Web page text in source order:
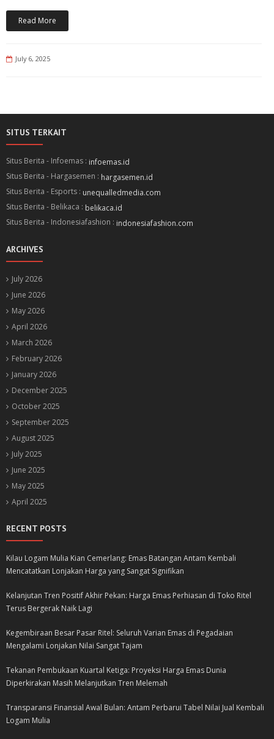
Read More
July 6, 2025
SITUS TERKAIT
Situs Berita - Infoemas : infoemas.id
Situs Berita - Hargasemen : hargasemen.id
Situs Berita - Esports : unequalledmedia.com
Situs Berita - Belikaca : belikaca.id
Situs Berita - Indonesiafashion : indonesiafashion.com
ARCHIVES
July 2026
June 2026
May 2026
April 2026
March 2026
February 2026
January 2026
December 2025
October 2025
September 2025
August 2025
July 2025
June 2025
May 2025
April 2025
RECENT POSTS
Kilau Logam Mulia Kian Cemerlang: Emas Batangan Antam Kembali
Mencatatkan Lonjakan Harga yang Sangat Signifikan
Kelanjutan Tren Positif Akhir Pekan: Harga Emas Perhiasan di Toko Ritel
Terus Bergerak Naik Lagi
Kegembiraan Besar Pasar Ritel: Seluruh Varian Emas di Pegadaian
Mengalami Lonjakan Nilai Sangat Tajam
Tekanan Pembukaan Kuartal Ketiga: Proyeksi Harga Emas Dunia
Diperkirakan Masih Melanjutkan Tren Melemah
Transparansi Finansial Awal Bulan: Antam Perbarui Tabel Nilai Jual Kembali
Logam Mulia